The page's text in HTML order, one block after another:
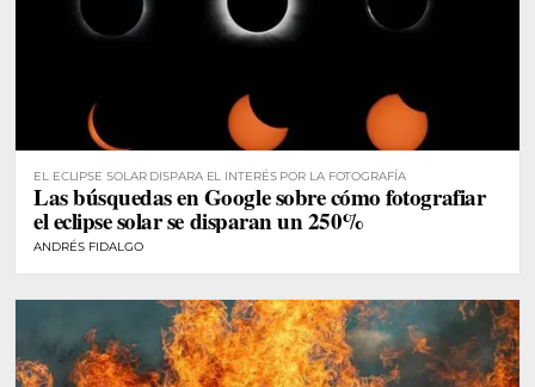
EL ECLIPSE SOLAR DISPARA EL INTERÉS POR LA FOTOGRAFÍA
Las búsquedas en Google sobre cómo fotografiar
el eclipse solar se disparan un 250%
ANDRÉS FIDALGO